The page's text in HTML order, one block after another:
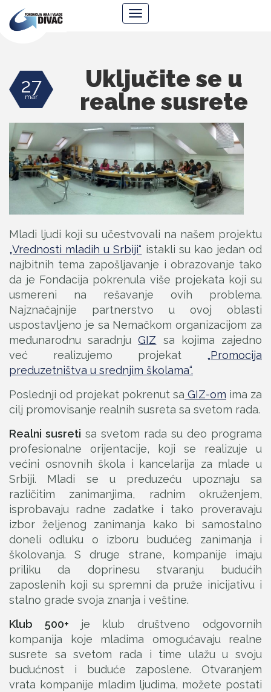
Ana
Navigacija
27
mar
Uključite se u
realne susrete
Mladi ljudi koji su učestvovali na našem projektu
„Vrednosti mladih u Srbiji“ istakli su kao jedan od
najbitnih tema zapošljavanje i obrazovanje tako
da je Fondacija pokrenula više projekata koji su
usmereni na rešavanje ovih problema.
Najznačajnije partnerstvo u ovoj oblasti
uspostavljeno je sa Nemačkom organizacijom za
međunarodnu saradnjuGIZ sa kojima zajedno
već realizujemo projekat „Promocija
preduzetništva u srednjim školama“.
Poslednji od projekat pokrenut sa GIZ-om ima za
cilj promovisanje realnih susreta sa svetom rada.
Realni susreti sa svetom rada su deo programa
profesionalne orijentacije, koji se realizuje u
većini osnovnih škola i kancelarija za mlade u
Srbiji. Mladi se u preduzeću upoznaju sa
različitim zanimanjima, radnim okruženjem,
isprobavaju radne zadatke i tako proveravaju
izbor željenog zanimanja kako bi samostalno
doneli odluku o izboru budućeg zanimanja i
školovanja. S druge strane, kompanije imaju
priliku da doprinesu stvaranju budućih
zaposlenih koji su spremni da pruže inicijativu i
stalno grade svoja znanja i veštine.
Klub 500+ je klub društveno odgovornih
kompanija koje mladima omogućavaju realne
susrete sa svetom rada i time ulažu u svoju
budućnost i buduće zaposlene. Otvaranjem
vrata kompanije mladim ljudima, možete postati